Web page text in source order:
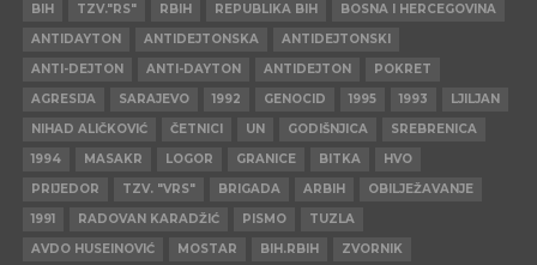
BIH TZV."RS" RBIH REPUBLIKA BIH
BOSNA I HERCEGOVINA
ANTIDAYTON
ANTIDEJTONSKA
ANTIDEJTONSKI
ANTI-DEJTON
ANTI-DAYTON ANTIDEJTON
POKRET
AGRESIJA
SARAJEVO 1992 GENOCID 1995 1993
LJILJAN
NIHAD ALIČKOVIĆ
ČETNICI UN GODIŠNJICA
SREBRENICA
1994
MASAKR LOGOR GRANICE BITKA
HVO
PRIJEDOR
TZV. "VRS" BRIGADA ARBIH
OBILJEŽAVANJE
1991
RADOVAN KARADŽIĆ PISMO
TUZLA
AVDO HUSEINOVIĆ
MOSTAR BIH.RBIH
ZVORNIK